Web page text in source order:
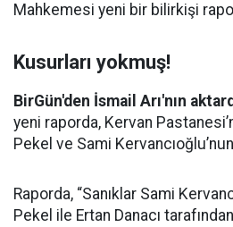
Mahkemesi yeni bir bilirkişi
Kusurları yokmuş!
BirGün'den İsmail Arı'nın
yeni raporda, Kervan
Pekel ve Sami
Raporda, “Sanıklar Sami
Pekel ile Ertan Danacı